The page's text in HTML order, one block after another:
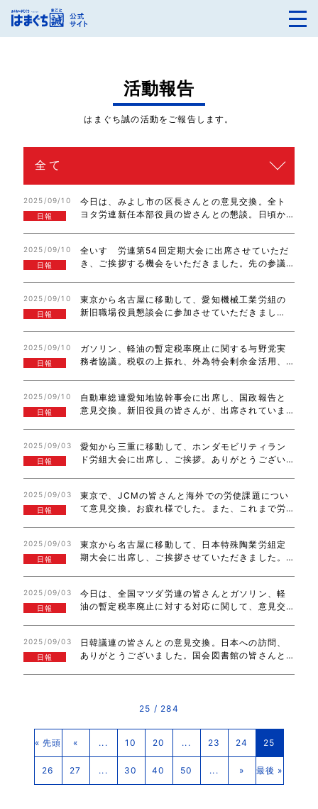
活動報告
はまぐち誠の活動をご報告します。
2025/09/10
日報
今日は、みよし市の区長さんとの意見交換。全ト
ヨタ労連新任本部役員の皆さんとの懇談。日頃か
だきました。貴重な機会をいただき、ありがと…
2025/09/10
日報
全いすゞ労連第54回定期大会に出席させていただ
き、ご挨拶する機会をいただきました。先の参議
についてお話ししました。ありがとうございま…
2025/09/10
日報
東京から名古屋に移動して、愛知機械工業労組の
新旧職場役員懇談会に参加させていただきまし
志の皆さんと街頭活動体験と第4回愛知こくみん
政…
2025/09/10
日報
ガソリン、軽油の暫定税率廃止に関する与野党実
務者協議。税収の上振れ、外為特会剰余金活用、
しを守るため、減税に対して新たな負担増を求め…
2025/09/10
日報
自動車総連愛知地協幹事会に出席し、国政報告と
意見交換。新旧役員の皆さんが、出席されていま
皆さんと国土交通省とのヒアリング。全国知事会…
2025/09/03
日報
愛知から三重に移動して、ホンダモビリティラン
ド労組大会に出席し、ご挨拶。ありがとうござい
ございました。東京に移動して、政研フォーラム…
2025/09/03
日報
東京で、JCMの皆さんと海外での労使課題につい
て意見交換。お疲れ様でした。また、これまで労
し、トヨタ労組定期大会、全トヨタ労連の新旧役…
2025/09/03
日報
東京から名古屋に移動して、日本特殊陶業労組定
期大会に出席し、ご挨拶させていただきました。
にお伺いします。宜しくお願い致します。
2025/09/03
日報
今日は、全国マツダ労連の皆さんとガソリン、軽
油の暫定税率廃止に対する対応に関して、意見交
でいきます。また、日本発条労組の皆さんと意見…
2025/09/03
日報
日韓議連の皆さんとの意見交換。日本への訪問、
ありがとうございました。国会図書館の皆さんと
25 / 284
« 先頭 « ... 10 20 ... 23 24 25
26 27 ... 30 40 50 ... » 最後 »